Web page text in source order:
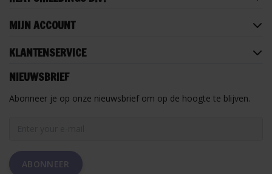
MIJN ACCOUNT
KLANTENSERVICE
NIEUWSBRIEF
Abonneer je op onze nieuwsbrief om op de hoogte te blijven.
ABONNEER